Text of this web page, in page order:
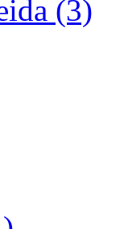
(3)